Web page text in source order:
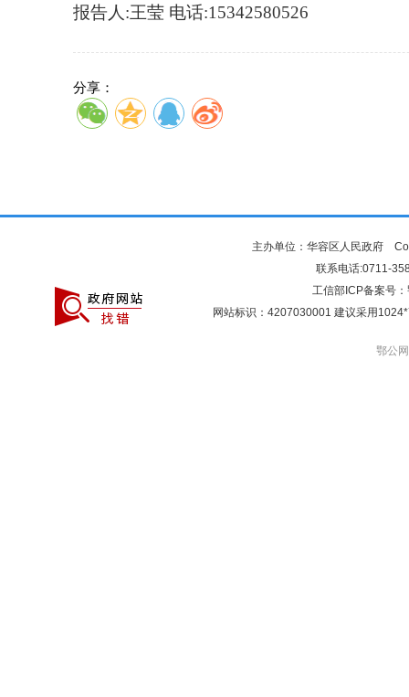
报告人 :王莹 电话:15342580526
分享：
主办单位：华容区人民政府
联系电话:0711-
工信部ICP备案号：
网站标识：4207030001 建议采用
鄂公